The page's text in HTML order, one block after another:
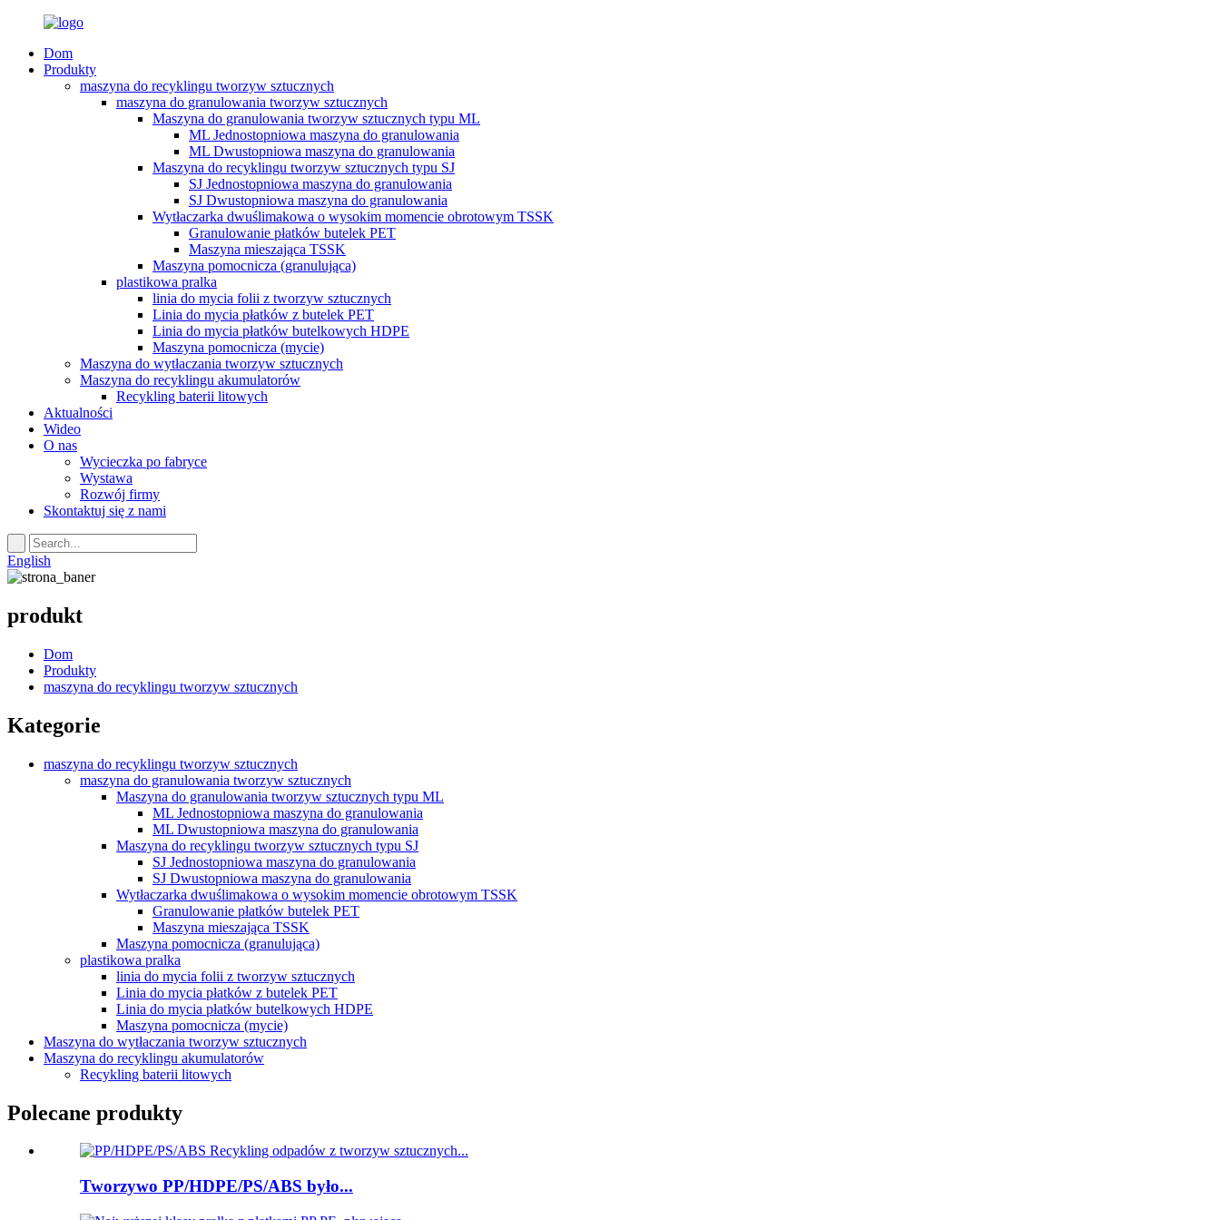
Dom
Produkty
maszyna do recyklingu tworzyw sztucznych
maszyna do granulowania tworzyw sztucznych
Maszyna do granulowania tworzyw sztucznych typu ML
ML Jednostopniowa maszyna do granulowania
ML Dwustopniowa maszyna do granulowania
Maszyna do recyklingu tworzyw sztucznych typu SJ
SJ Jednostopniowa maszyna do granulowania
SJ Dwustopniowa maszyna do granulowania
Wytłaczarka dwuślimakowa o wysokim momencie obrotowym TSSK
Granulowanie płatków butelek PET
Maszyna mieszająca TSSK
Maszyna pomocnicza (granulująca)
plastikowa pralka
linia do mycia folii z tworzyw sztucznych
Linia do mycia płatków z butelek PET
Linia do mycia płatków butelkowych HDPE
Maszyna pomocnicza (mycie)
Maszyna do wytłaczania tworzyw sztucznych
Maszyna do recyklingu akumulatorów
Recykling baterii litowych
Aktualności
Wideo
O nas
Wycieczka po fabryce
Wystawa
Rozwój firmy
Skontaktuj się z nami
English
produkt
Dom
Produkty
maszyna do recyklingu tworzyw sztucznych
Kategorie
maszyna do recyklingu tworzyw sztucznych
maszyna do granulowania tworzyw sztucznych
Maszyna do granulowania tworzyw sztucznych typu ML
ML Jednostopniowa maszyna do granulowania
ML Dwustopniowa maszyna do granulowania
Maszyna do recyklingu tworzyw sztucznych typu SJ
SJ Jednostopniowa maszyna do granulowania
SJ Dwustopniowa maszyna do granulowania
Wytłaczarka dwuślimakowa o wysokim momencie obrotowym TSSK
Granulowanie płatków butelek PET
Maszyna mieszająca TSSK
Maszyna pomocnicza (granulująca)
plastikowa pralka
linia do mycia folii z tworzyw sztucznych
Linia do mycia płatków z butelek PET
Linia do mycia płatków butelkowych HDPE
Maszyna pomocnicza (mycie)
Maszyna do wytłaczania tworzyw sztucznych
Maszyna do recyklingu akumulatorów
Recykling baterii litowych
Polecane produkty
Tworzywo PP/HDPE/PS/ABS było...